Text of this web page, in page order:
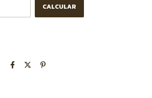
CALCULAR